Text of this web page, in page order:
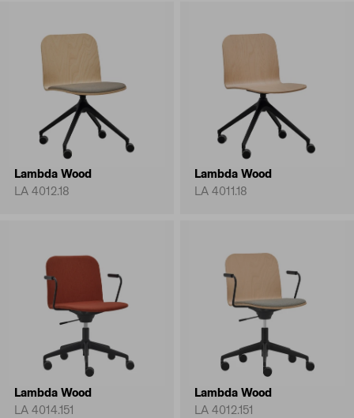
Lambda Wood
LA 4012.18
Lambda Wood
LA 4011.18
Lambda Wood
LA 4014.151
Lambda Wood
LA 4012.151